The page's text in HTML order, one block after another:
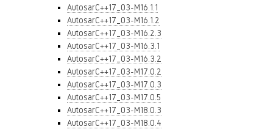
AutosarC++17_03-M16.1.1
AutosarC++17_03-M16.1.2
AutosarC++17_03-M16.2.3
AutosarC++17_03-M16.3.1
AutosarC++17_03-M16.3.2
AutosarC++17_03-M17.0.2
AutosarC++17_03-M17.0.3
AutosarC++17_03-M17.0.5
AutosarC++17_03-M18.0.3
AutosarC++17_03-M18.0.4